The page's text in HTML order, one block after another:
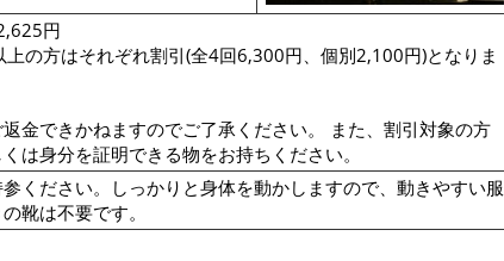
円
の方はそれぞれ割引(全4回6,300円、個別2,100円)となりま
金できかねますのでご了承ください。 また、割引対象の方
は身分を証明できる物をお持ちください。
ください。しっかりと身体を動かしますので、動きやすい服
靴は不要です。